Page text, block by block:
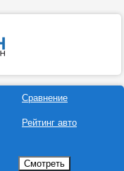
Сравнение
Рейтинг авто